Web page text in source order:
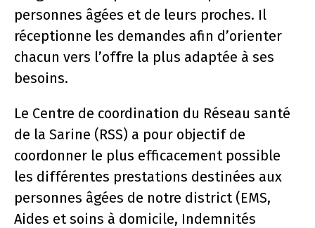
personnes âgées et de leurs proches. Il
réceptionne les demandes afin d’orienter
chacun vers l’offre la plus adaptée à ses
besoins.
Le Centre de coordination du Réseau santé
de la Sarine (RSS) a pour objectif de
coordonner le plus efficacement possible
les différentes prestations destinées aux
personnes âgées de notre district (EMS,
Aides et soins à domicile, Indemnités